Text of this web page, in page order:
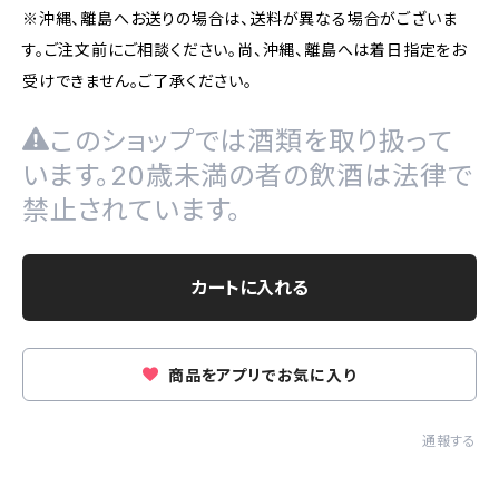
※沖縄、離島へお送りの場合は、送料が異なる場合がございま
す。ご注文前にご相談ください。尚、沖縄、離島へは着日指定をお
受けできません。ご了承ください。
このショップでは酒類を取り扱って
います。20歳未満の者の飲酒は法律で
禁止されています。
カートに入れる
商品をアプリでお気に入り
通報する